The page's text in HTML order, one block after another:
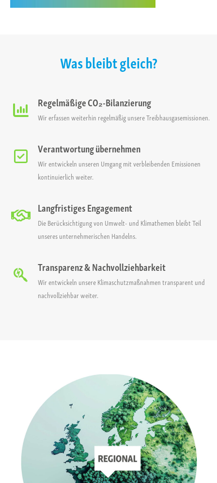
Was bleibt gleich?
Regelmäßige CO₂-Bilanzierung
Wir erfassen weiterhin regelmäßig unsere Treibhausgasemissionen.
Verantwortung übernehmen
Wir entwickeln unseren Umgang mit verbleibenden Emissionen
kontinuierlich weiter.
Langfristiges Engagement
Die Berücksichtigung von Umwelt- und Klimathemen bleibt Teil
unseres unternehmerischen Handelns.
Transparenz & Nachvollziehbarkeit
Wir entwickeln unsere Klimaschutzmaßnahmen transparent und
nachvollziehbar weiter.